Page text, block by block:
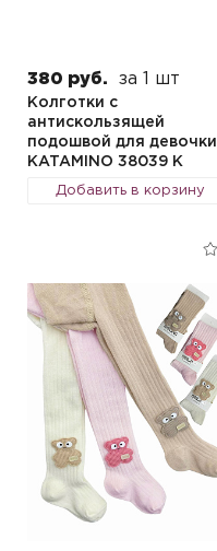
380 руб. за 1 шт
Колготки с
антискользящей
подошвой для девочки
KATAMINO 38039 K
Добавить в корзину